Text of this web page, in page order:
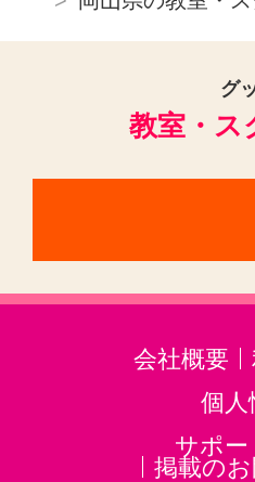
グ
教室・ス
会社概要
個
サポ
掲載の